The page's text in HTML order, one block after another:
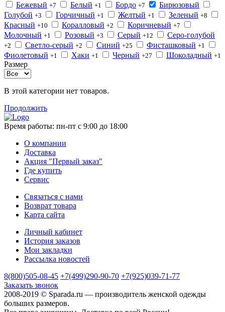
Бежевый +7 Белый +1 Бордо +7
Бирюзовый
Голубой +3 Горчичный +1 Желтый +1 Зеленый +8
Красный +10 Коралловый +2 Коричневый +7
Молочный +1 Розовый +3 Серый +12 Серо-голубой
+2 Светло-серый +2 Синий +25 Фисташковый +1
Фиолетовый +1 Хаки +1 Черный +27 Шоколадный +1
Размер
В этой категории нет товаров.
Продолжить
Время работы: пн-пт с 9:00 до 18:00
О компании
Доставка
Акция "Первый заказ"
Где купить
Сервис
Связаться с нами
Возврат товара
Карта сайта
Личный кабинет
История заказов
Мои закладки
Рассылка новостей
8(800)505-08-45 +7(499)290-90-70 +7(925)039-71-77
Заказать звонок
2008-2019 © Sparada.ru — производитель женской одежды
больших размеров.